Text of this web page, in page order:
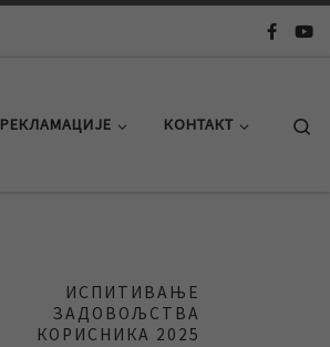
РЕКЛАМАЦИЈЕ КОНТАКТ
ИСПИТИВАЊЕ
ЗАДОВОЉСТВА
КОРИСНИКА 2025